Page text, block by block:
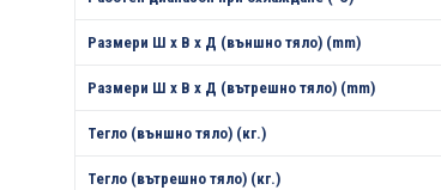
Размери Ш х В х Д (външно тяло) (mm)
Размери Ш х В х Д (вътрешно тяло) (mm)
Тегло (външно тяло) (кг.)
Тегло (вътрешно тяло) (кг.)